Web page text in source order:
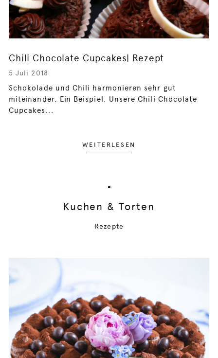
Chili Chocolate Cupcakes| Rezept
5 Juli 2018
Schokolade und Chili harmonieren sehr gut
miteinander. Ein Beispiel: Unsere Chili Chocolate
Cupcakes...
WEITERLESEN
Kuchen & Torten
Rezepte